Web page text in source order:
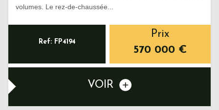
volumes. Le rez-de-chaussée...
Ref: FP4194
Prix
570 000 €
VOIR